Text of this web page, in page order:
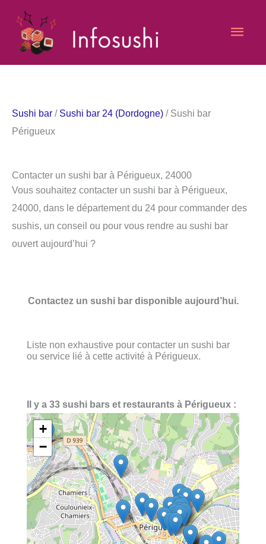
contenu
Sushi bar / Sushi bar 24 (Dordogne) / Sushi bar
Périgueux
Contacter un sushi bar à Périgueux, 24000
Vous souhaitez contacter un sushi bar à Périgueux,
24000, dans le département du 24 pour commander des
sushis, un conseil ou pour vous rendre au sushi bar
ouvert aujourd’hui ?
Contactez un sushi bar disponible aujourd’hui.
Liste non exhaustive pour contacter un sushi bar
ou service lié à cette activité à Périgueux.
Il y a 33 sushi bars et restaurants à Périgueux :
+
−